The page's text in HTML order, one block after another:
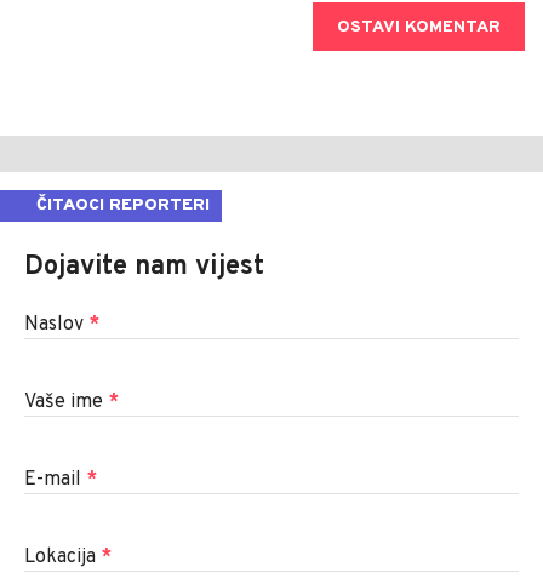
OSTAVI KOMENTAR
ČITAOCI REPORTERI
Dojavite nam vijest
Naslov *
Vaše ime *
E-mail *
Lokacija *